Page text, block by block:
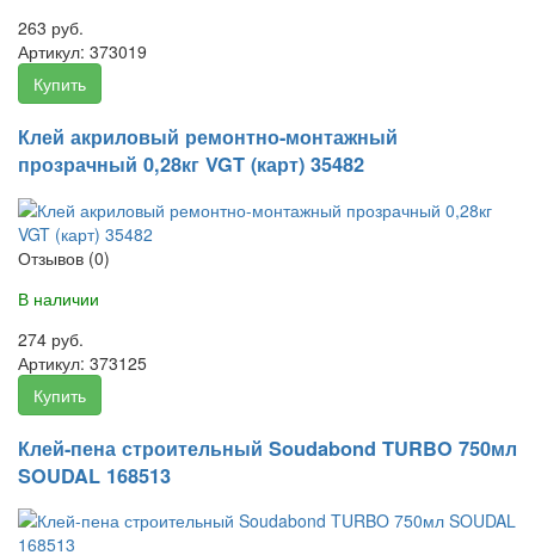
263 руб.
Артикул: 373019
Купить
Клей акриловый ремонтно-монтажный
прозрачный 0,28кг VGT (карт) 35482
Отзывов (0)
В наличии
274 руб.
Артикул: 373125
Купить
Клей-пена строительный Soudabond TURBO 750мл
SOUDAL 168513